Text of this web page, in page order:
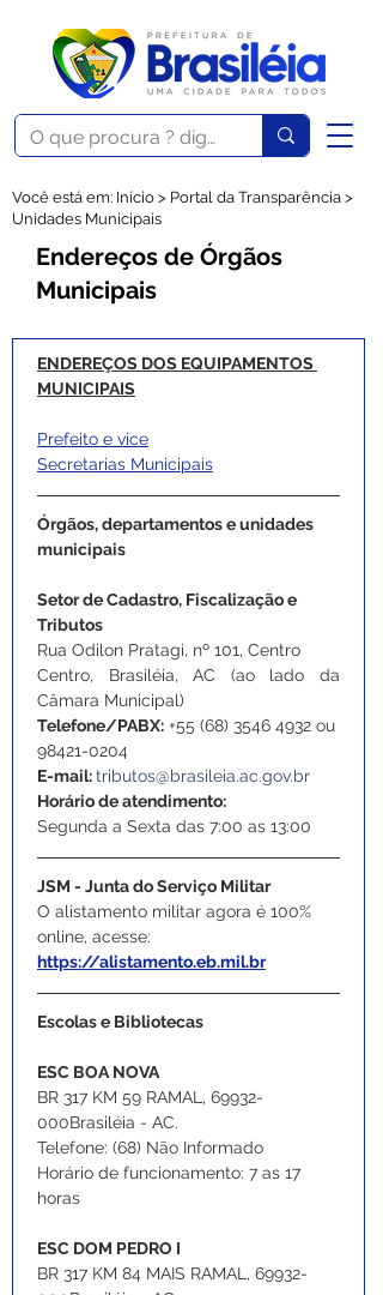
Você está em: Início > Portal da Transparência >
Unidades Municipais
Endereços de Órgãos
Municipais
ENDEREÇOS DOS EQUIPAMENTOS
MUNICIPAIS
Prefeito e vice
Secretarias Municipais
Órgãos, departamentos e unidades
municipais
Setor de Cadastro, Fiscalização e
Tributos
Rua Odilon Pratagi, nº 101, Centro
Centro, Brasiléia, AC (ao lado da
Câmara Municipal)
Telefone/PABX: +55 (68) 3546 4932 ou
98421-0204
E-mail: tributos@brasileia.ac.gov.br
Horário de atendimento:
Segunda a Sexta das 7:00 as 13:00
JSM - Junta do Serviço Militar​
O alistamento militar agora é 100%
online, acesse:
https://alistamento.eb.mil.br
Escolas e Bibliotecas
ESC BOA NOVA
BR 317 KM 59 RAMAL, 69932-
000Brasiléia - AC.
Telefone: (68) Não Informado
Horário de funcionamento: 7 as 17
horas
ESC DOM PEDRO I
BR 317 KM 84 MAIS RAMAL, 69932-